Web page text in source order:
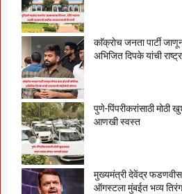
काॅक्राेच जनता पार्टी
अभिजित दिपके यांची
पुणे-पिंपरीकरांसाठी
आणखी स्वस्त
मुख्यमंत्री देवेंद्र फडणवीस
ऑगस्टला मुंबईत भव्य